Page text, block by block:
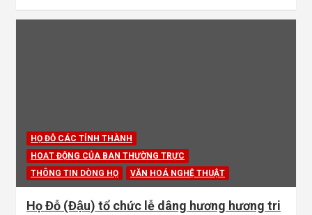
HỌ ĐỖ CÁC TỈNH THÀNH
HOẠT ĐỘNG CỦA BAN THƯỜNG TRỰC
THÔNG TIN DÒNG HỌ
VĂN HOÁ NGHỆ THUẬT
Họ Đỗ (Đậu) tổ chức lễ dâng hương hương tri